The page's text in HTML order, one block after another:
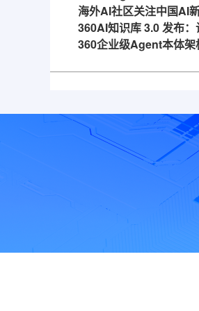
海外AI社区关注中国AI
360AI知识库 3.0 发布
360企业级Agent本体架